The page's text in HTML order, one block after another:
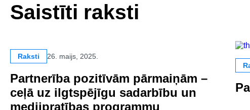
Saistīti raksti
Raksti 26. maijs, 2025.
Partnerība pozitīvām pārmaiņām –
ceļā uz ilgtspējīgu sadarbību un
medijpratības programmu